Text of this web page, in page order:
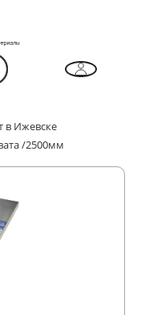
в Ижевске
/2500мм